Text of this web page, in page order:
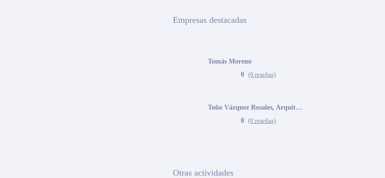
Empresas destacadas
Tomás Moreno
0 (0 reseñas)
Toño Vázquez Rosales, Arquitecto
0 (0 reseñas)
Otras actividades